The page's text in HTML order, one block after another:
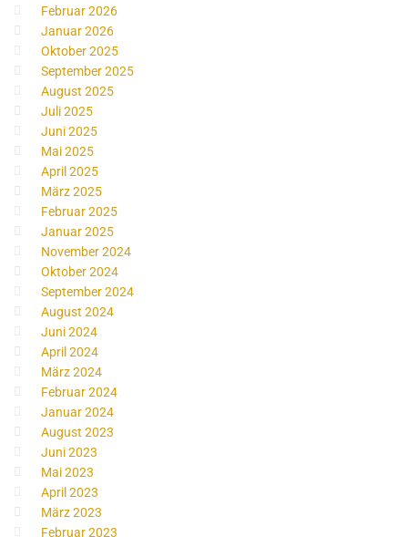
Februar 2026
Januar 2026
Oktober 2025
September 2025
August 2025
Juli 2025
Juni 2025
Mai 2025
April 2025
März 2025
Februar 2025
Januar 2025
November 2024
Oktober 2024
September 2024
August 2024
Juni 2024
April 2024
März 2024
Februar 2024
Januar 2024
August 2023
Juni 2023
Mai 2023
April 2023
März 2023
Februar 2023